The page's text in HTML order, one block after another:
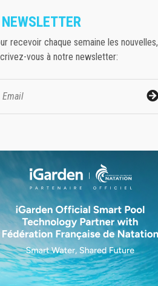
NEWSLETTER
recevoir chaque semaine les nouvelles,
vous à notre newsletter: